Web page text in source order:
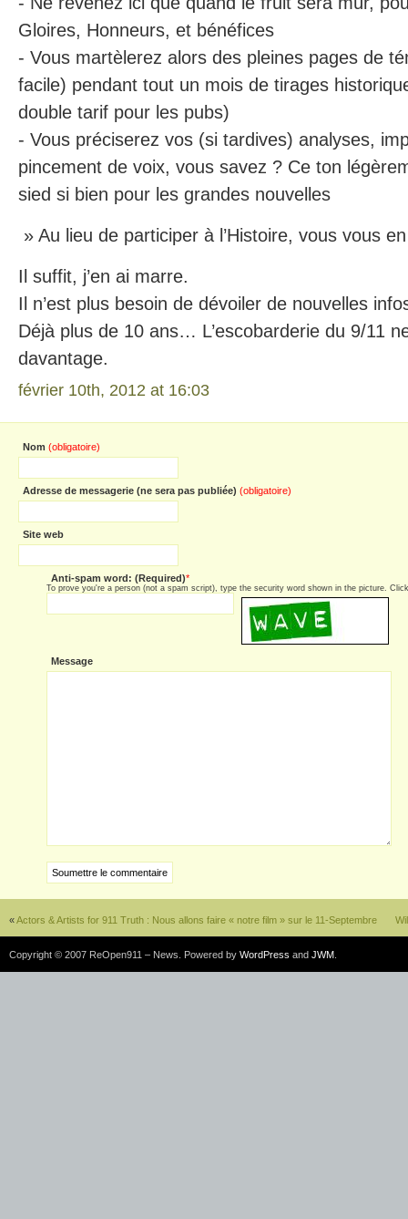
Gloires, Honneurs, et bénéfices
- Vous martèlerez alors des pleines pages de
facile) pendant tout un mois de tirages
double tarif pour les pubs)
- Vous préciserez vos (si tardives) analyses,
pincement de voix, vous savez ? Ce ton
sied si bien pour les grandes nouvelles
» Au lieu de participer à l’Histoire, vous vous
Il suffit, j’en ai marre.
Il n’est plus besoin de dévoiler de nouvelles
Déjà plus de 10 ans… L’escobarderie du 9/11
davantage.
février 10th, 2012 at 16:03
Nom (obligatoire)
Adresse de messagerie (ne sera pas publiée) (obligatoire)
Site web
Anti-spam word: (Required)*
To prove you're a person (not a spam script), type the security word shown in the picture.
Message
«Actors & Artists for 911 Truth : Nous allons faire « notre film » sur le 11-Septembre
Copyright © 2007 ReOpen911 – News. Powered by WordPress and JWM